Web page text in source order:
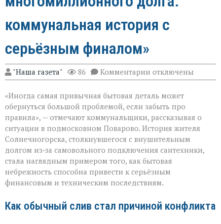
коммунальная история с
серьёзным финалом»
"Наша газета" 86 Комментарии к
записи
как
повод
долга:
коммунальная
история
с
серьёзным
финалом»
отключены
«Иногда самая привычная бытовая деталь может
обернуться большой проблемой, если забыть про
правила», — отмечают коммунальщики, рассказывая о
ситуации в подмосковном Поварово. История жителя
Солнечногорска, столкнувшегося с внушительным
долгом из‑за самовольного подключения сантехники,
стала наглядным примером того, как бытовая
небрежность способна привести к серьёзным
финансовым и техническим последствиям.
Как обычный слив стал причиной конфликта